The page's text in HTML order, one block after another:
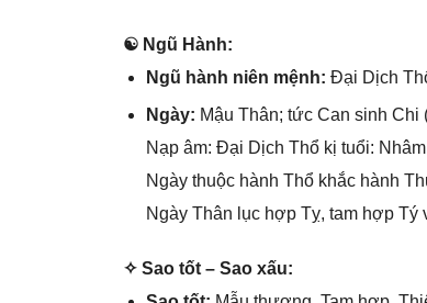
☯ Ngũ Hành:
Ngũ hành niên mệnh: Đại Dịch
Ngày: Mậu Thân; tức Can ѕinh Chi
Nạp âm: Đại Dịch Thổ kị tuổi:
Ngày thuộc hành Thổ khắc hành
Ngày Thân lục hợp Tỵ, tam hợp
✧ Sao tốt – Sao xấu: